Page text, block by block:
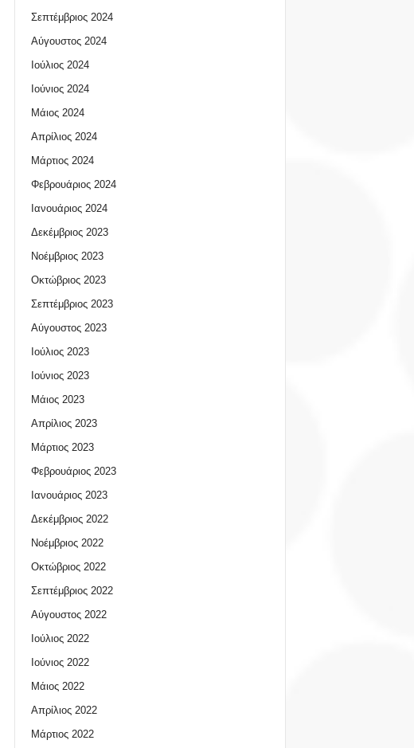
Σεπτέμβριος 2024
Αύγουστος 2024
Ιούλιος 2024
Ιούνιος 2024
Μάιος 2024
Απρίλιος 2024
Μάρτιος 2024
Φεβρουάριος 2024
Ιανουάριος 2024
Δεκέμβριος 2023
Νοέμβριος 2023
Οκτώβριος 2023
Σεπτέμβριος 2023
Αύγουστος 2023
Ιούλιος 2023
Ιούνιος 2023
Μάιος 2023
Απρίλιος 2023
Μάρτιος 2023
Φεβρουάριος 2023
Ιανουάριος 2023
Δεκέμβριος 2022
Νοέμβριος 2022
Οκτώβριος 2022
Σεπτέμβριος 2022
Αύγουστος 2022
Ιούλιος 2022
Ιούνιος 2022
Μάιος 2022
Απρίλιος 2022
Μάρτιος 2022